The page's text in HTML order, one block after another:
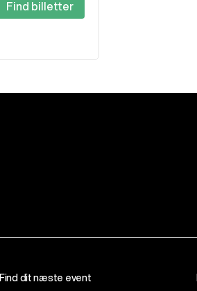
Find billetter
Find dit næste event